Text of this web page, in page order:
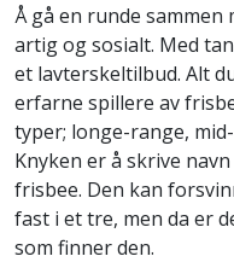
Å gå en runde sammen
artig og sosialt. Med
et lavterskeltilbud. Alt
erfarne spillere av
typer; longe-range,
Knyken er å skrive
frisbee. Den kan
fast i et tre, men da er
som finner den.